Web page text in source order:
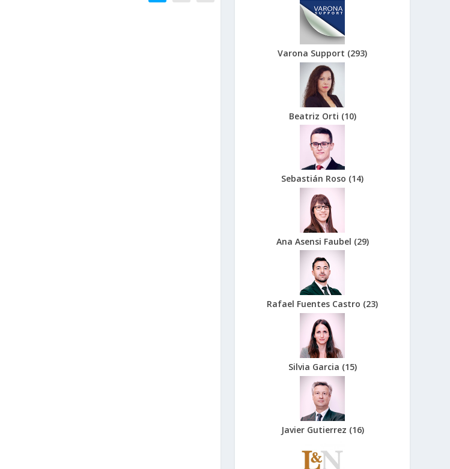
Varona Support (293)
Beatriz Orti (10)
Sebastián Roso (14)
Ana Asensi Faubel (29)
Rafael Fuentes Castro (23)
Silvia Garcia (15)
Javier Gutierrez (16)